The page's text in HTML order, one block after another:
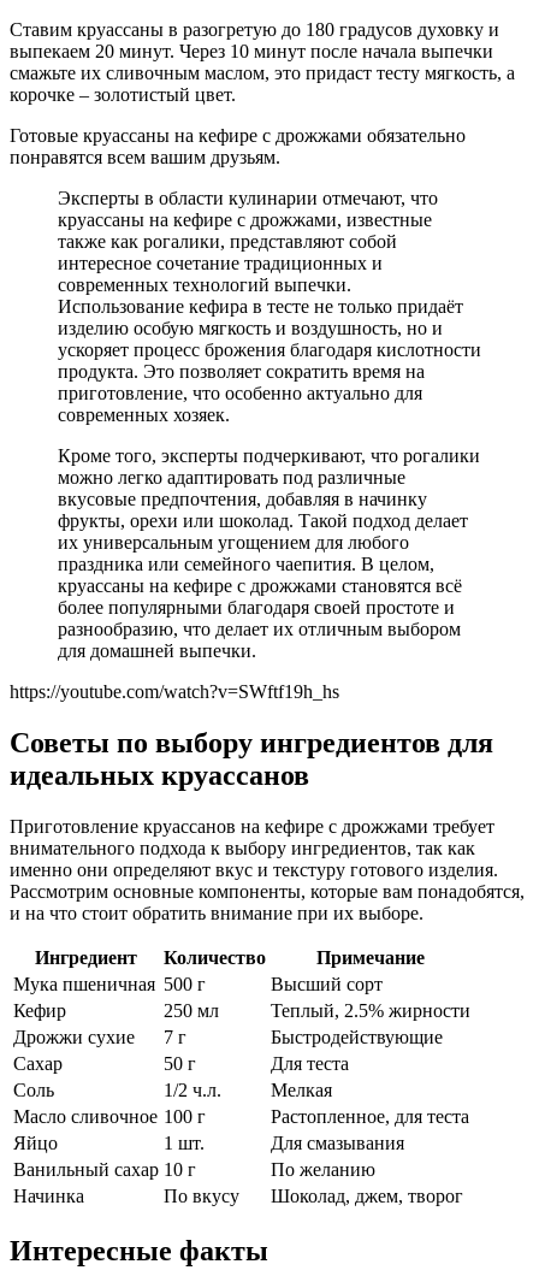
Ставим круассаны в разогретую до 180 градусов духовку и
выпекаем 20 минут. Через 10 минут после начала выпечки
смажьте их сливочным маслом, это придаст тесту мягкость, а
корочке – золотистый цвет.
Готовые круассаны на кефире с дрожжами обязательно
понравятся всем вашим друзьям.
Эксперты в области кулинарии отмечают, что
круассаны на кефире с дрожжами, известные
также как рогалики, представляют собой
интересное сочетание традиционных и
современных технологий выпечки.
Использование кефира в тесте не только придаёт
изделию особую мягкость и воздушность, но и
ускоряет процесс брожения благодаря кислотности
продукта. Это позволяет сократить время на
приготовление, что особенно актуально для
современных хозяек.
Кроме того, эксперты подчеркивают, что рогалики
можно легко адаптировать под различные
вкусовые предпочтения, добавляя в начинку
фрукты, орехи или шоколад. Такой подход делает
их универсальным угощением для любого
праздника или семейного чаепития. В целом,
круассаны на кефире с дрожжами становятся всё
более популярными благодаря своей простоте и
разнообразию, что делает их отличным выбором
для домашней выпечки.
https://youtube.com/watch?v=SWftf19h_hs
Советы по выбору ингредиентов для
идеальных круассанов
Приготовление круассанов на кефире с дрожжами требует
внимательного подхода к выбору ингредиентов, так как
именно они определяют вкус и текстуру готового изделия.
Рассмотрим основные компоненты, которые вам понадобятся,
и на что стоит обратить внимание при их выборе.
Ингредиент Количество
Примечание
Мука пшеничная 500 г
Высший сорт
Кефир
250 мл
Теплый, 2.5% жирности
Дрожжи сухие
7 г
Быстродействующие
Сахар
50 г
Для теста
Соль
1/2 ч.л.
Мелкая
Масло сливочное 100 г
Растопленное, для теста
Яйцо
1 шт.
Для смазывания
Ванильный сахар 10 г
По желанию
Начинка
По вкусу Шоколад, джем, творог
Интересные факты